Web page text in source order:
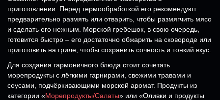
приготовлении. Перед термообработкой его рекомендуют
предварительно размять или отварить, чтобы размягчить мясо
и сделать его нежным. Морской гребешок, в свою очередь,
готовится быстро – его достаточно обжарить на сковороде или
приготовить на гриле, чтобы сохранить сочность и тонкий вкус.
Для создания гармоничного блюда стоит сочетать
морепродукты с лёгкими гарнирами, свежими травами и
соусами, подчёркивающими морской аромат. Продукты из
категории «Морепродукты/Салаты» или «Оливки и продукты